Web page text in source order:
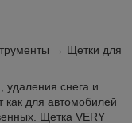
→ Щетки для
удаления снега и
как для автомобилей
Щетка VERY